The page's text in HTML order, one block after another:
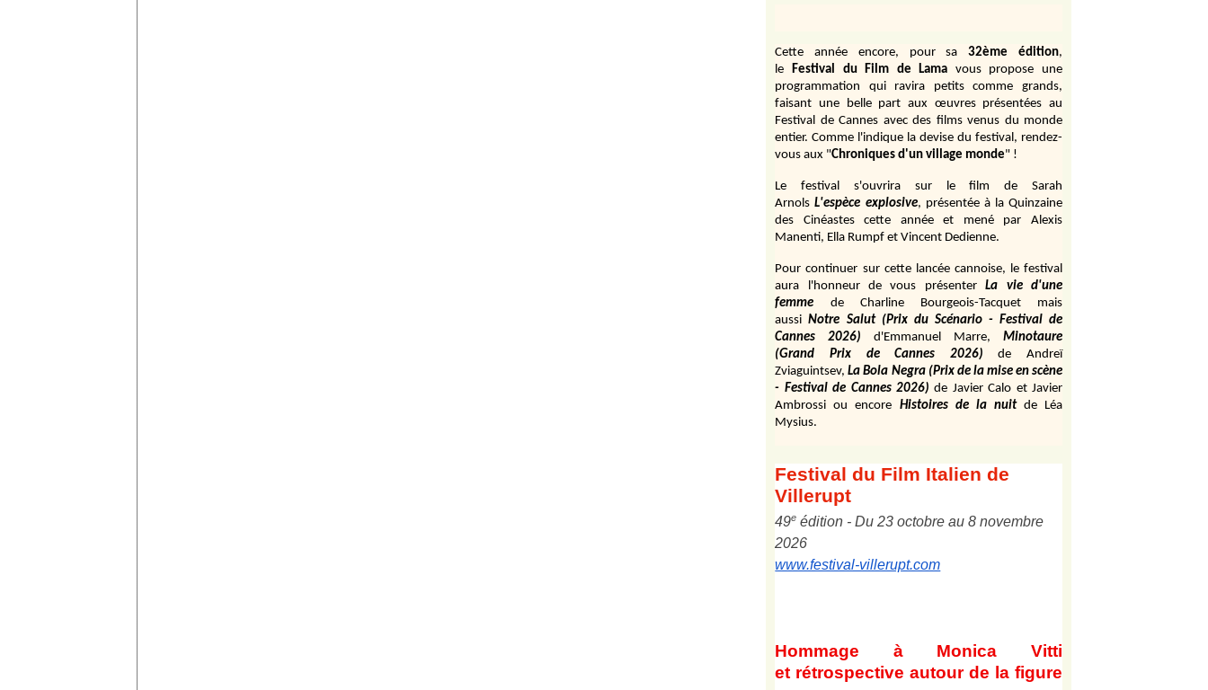
Cette année encore, pour sa 32ème édition,
le Festival du Film de Lama vous propose une
programmation qui ravira petits comme grands,
faisant une belle part aux œuvres présentées au
Festival de Cannes avec des films venus du monde
entier. Comme l'indique la devise du festival, rendez-
vous aux "Chroniques d'un village monde" !
Le festival s'ouvrira sur le film de Sarah
Arnols L'espèce explosive, présentée à la Quinzaine
des Cinéastes cette année et mené par Alexis
Manenti, Ella Rumpf et Vincent Dedienne.
Pour continuer sur cette lancée cannoise, le festival
aura l'honneur de vous présenter
La vie d'une
femme
de Charline Bourgeois-Tacquet
mais
aussi Notre Salut (Prix du Scénario - Festival de
Cannes 2026)
d'Emmanuel Marre,
Minotaure
(Grand Prix de Cannes 2026)
de Andreï
Zviaguintsev,La Bola Negra (Prix de la mise en scène
- Festival de Cannes 2026) de Javier Calo et Javier
Ambrossi ou encore Histoires de la nuit de Léa
Mysius.
Festival du Film Italien de
Villerupt
49e édition - Du 23 octobre au 8 novembre
2026
www.festival-villerupt.com
Hommage à Monica Vitti
et rétrospective autour de la figure